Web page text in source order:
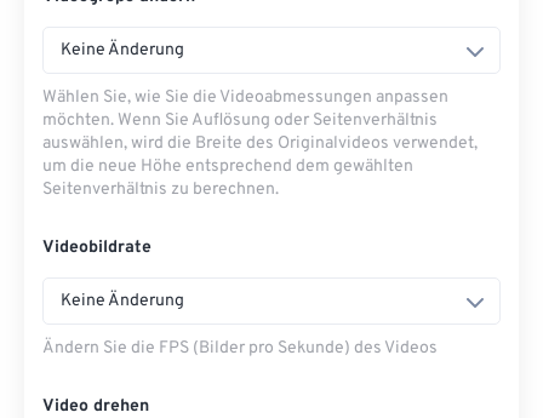
Keine Änderung
Wählen Sie, wie Sie die Videoabmessungen anpassen
möchten. Wenn Sie Auflösung oder Seitenverhältnis
auswählen, wird die Breite des Originalvideos verwendet,
um die neue Höhe entsprechend dem gewählten
Seitenverhältnis zu berechnen.
Videobildrate
Keine Änderung
Ändern Sie die FPS (Bilder pro Sekunde) des Videos
Video drehen